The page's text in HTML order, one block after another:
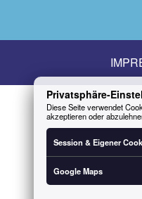
Privatsphäre-
Diese Seite verwendet
akzeptieren oder
Session & Eigener
Google Maps